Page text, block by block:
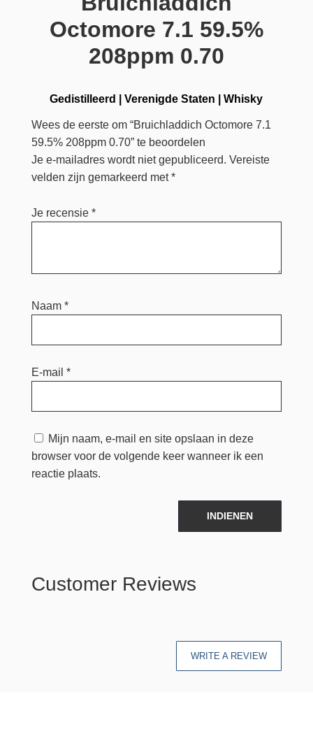
Octomore 7.1 59.5%
208ppm 0.70
Gedistilleerd |Verenigde Staten |Whisky
Wees de eerste om “Bruichladdich Octomore 7.1
59.5% 208ppm 0.70” te beoordelen
Je e-mailadres wordt niet gepubliceerd. Vereiste
velden zijn gemarkeerd met*
Je recensie *
Naam *
E-mail *
Mijn naam, e-mail en site opslaan in deze
browser voor de volgende keer wanneer ik een
reactie plaats.
INDIENEN
Customer Reviews
WRITE A REVIEW